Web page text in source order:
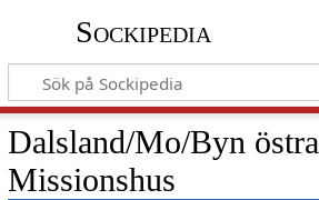
Sockipedia
Dalsland/Mo/Byn östra
Missionshus